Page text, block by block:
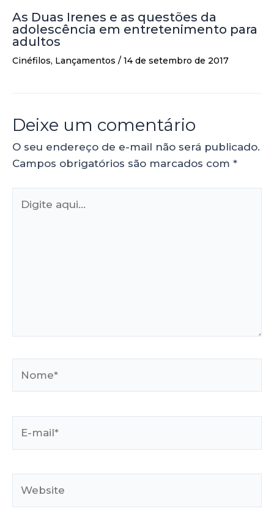
As Duas Irenes e as questões da
adolescência em entretenimento para
adultos
Cinéfilos, Lançamentos / 14 de setembro de 2017
Deixe um comentário
O seu endereço de e-mail não será publicado.
Campos obrigatórios são marcados com *